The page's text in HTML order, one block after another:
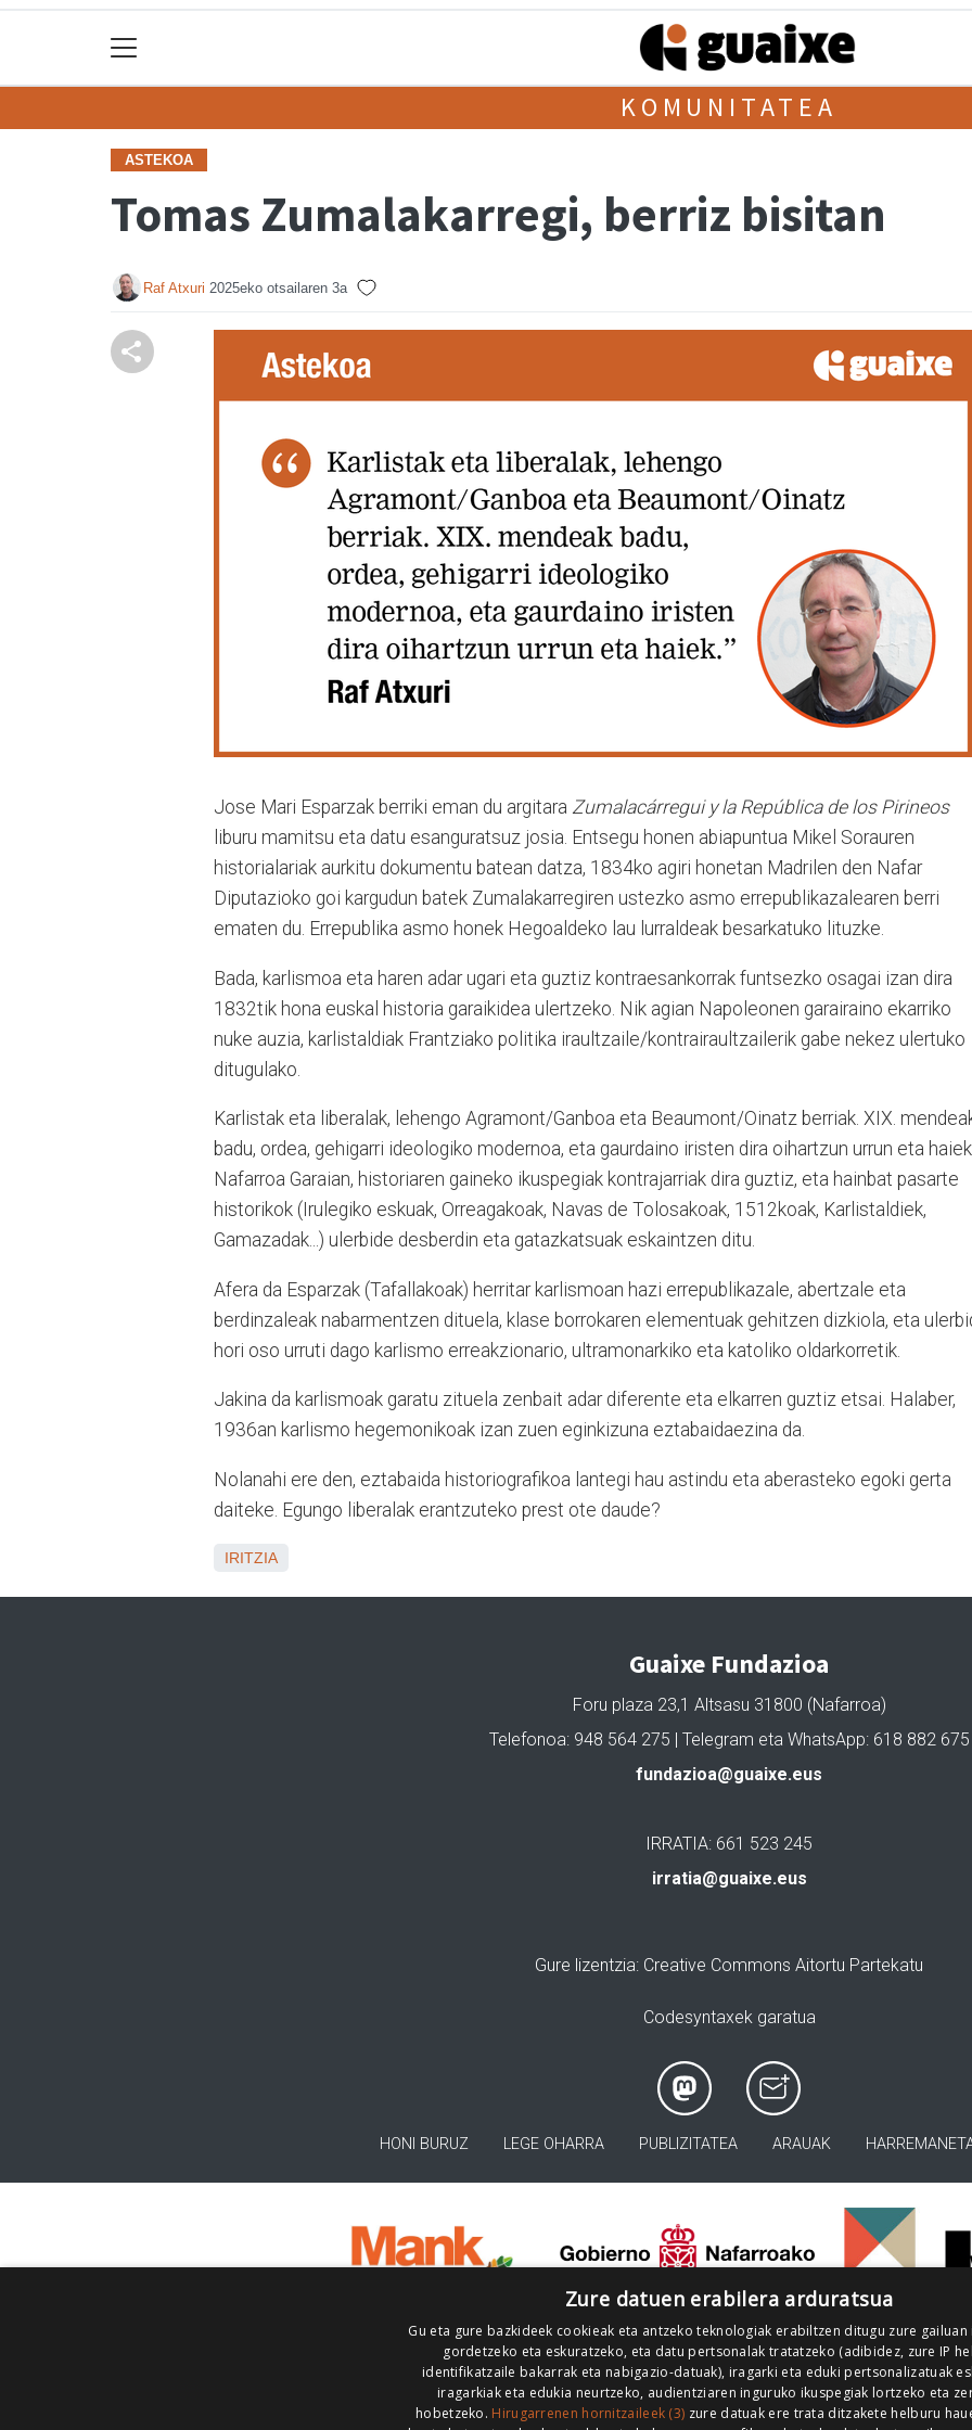
KOMUNITATEA
ASTEKOA
Tomas Zumalakarregi, berriz bisitan
Raf Atxuri 2025eko otsailaren 3a
Jose Mari Esparzak berriki eman du argitara Zumalacárregui y la República de los Pirineos
liburu mamitsu eta datu esanguratsuz josia. Entsegu honen abiapuntua Mikel Sorauren
historialariak aurkitu dokumentu batean datza, 1834ko agiri honetan Madrilen den Nafar
Diputazioko goi kargudun batek Zumalakarregiren ustezko asmo errepublikazalearen berri
ematen du. Errepublika asmo honek Hegoaldeko lau lurraldeak besarkatuko lituzke.
Bada, karlismoa eta haren adar ugari eta guztiz kontraesankorrak funtsezko osagai izan dira
1832tik hona euskal historia garaikidea ulertzeko. Nik agian Napoleonen garairaino ekarriko
nuke auzia, karlistaldiak Frantziako politika iraultzaile/kontrairaultzailerik gabe nekez ulertuko
ditugulako.
Karlistak eta liberalak, lehengo Agramont/Ganboa eta Beaumont/Oinatz berriak. XIX.
badu, ordea, gehigarri ideologiko modernoa, eta gaurdaino iristen dira oihartzun urrun eta
Nafarroa Garaian, historiaren gaineko ikuspegiak kontrajarriak dira guztiz, eta hainbat pasarte
historikok (Irulegiko eskuak, Orreagakoak, Navas de Tolosakoak, 1512koak, Karlistaldiek,
Gamazadak...) ulerbide desberdin eta gatazkatsuak eskaintzen ditu.
Afera da Esparzak (Tafallakoak) herritar karlismoan hazi errepublikazale, abertzale eta
berdinzaleak nabarmentzen dituela, klase borrokaren elementuak gehitzen dizkiola, eta
hori oso urruti dago karlismo erreakzionario, ultramonarkiko eta katoliko oldarkorretik.
Jakina da karlismoak garatu zituela zenbait adar diferente eta elkarren guztiz etsai. Halaber,
1936an karlismo hegemonikoak izan zuen eginkizuna eztabaidaezina da.
Nolanahi ere den, eztabaida historiografikoa lantegi hau astindu eta aberasteko egoki gerta
daiteke. Egungo liberalak erantzuteko prest ote daude?
IRITZIA
Guaixe Fundazioa
Foru plaza 23,1 Altsasu 31800 (Nafarroa)
Telefonoa: 948 564 275 | Telegram eta WhatsApp: 618 882 675
fundazioa@guaixe.eus
IRRATIA: 661 523 245
irratia@guaixe.eus
Gure lizentzia: Creative Commons Aitortu Partekatu
Codesyntaxek garatua
HONI BURUZ LEGE OHARRA PUBLIZITATEA ARAUAK
Zure datuen erabilera arduratsua
Gu eta gure bazkideek cookieak eta antzeko teknologiak erabiltzen ditugu zure
gordetzeko eta eskuratzeko, eta datu pertsonalak tratatzeko (adibidez, zure IP
identifikatzaile bakarrak eta nabigazio-datuak), iragarki eta eduki pertsonalizatuak
iragarkiak eta edukia neurtzeko, audientziaren inguruko ikuspegiak lortzeko eta
hobetzeko. Hirugarrenen hornitzaileek (3) zure datuak ere trata ditzakete helburu